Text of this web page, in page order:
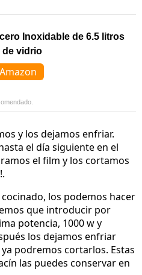
Inoxidable de 6.5 litros
de vidrio
y los dejamos enfriar.
el día siguiente en el
el film y los cortamos
los podemos hacer
que introducir por
potencia, 1000 w y
los dejamos enfriar
podremos cortarlos. Estas
las puedes conservar en